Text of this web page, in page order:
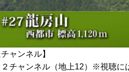
チャンネル】
チャンネル（地上12）※視聴に